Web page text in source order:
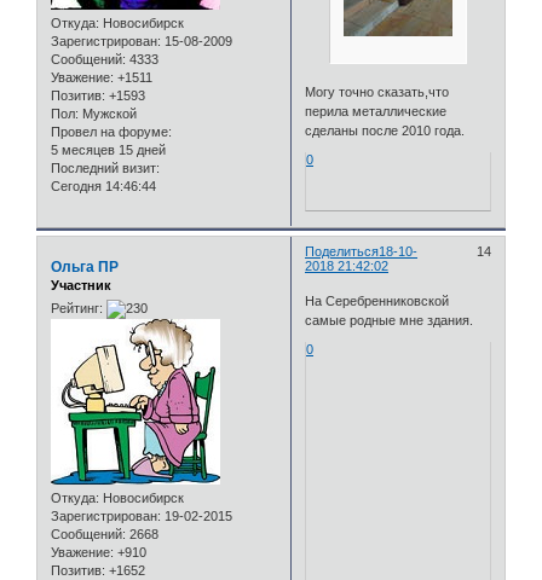
Откуда: Новосибирск
Зарегистрирован: 15-08-2009
Сообщений: 4333
Уважение: +1511
Позитив: +1593
Пол: Мужской
Провел на форуме:
5 месяцев 15 дней
Последний визит:
Сегодня 14:46:44
Могу точно сказать,что
перила металлические
сделаны после 2010 года.
0
Поделиться 14
18-10-
2018 21:42:02
Ольга ПР
Участник
Рейтинг:
Откуда: Новосибирск
Зарегистрирован: 19-02-2015
Сообщений: 2668
Уважение: +910
Позитив: +1652
На Серебренниковской
самые родные мне здания.
0